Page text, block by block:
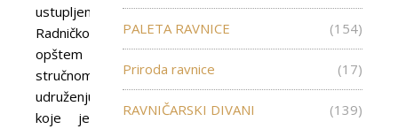
ustupljena
Radničkom
opštem
stručnom
udruženju,
koje je
PALETA RAVNICE (154)
Priroda ravnice (17)
RAVNIČARSKI DIVANI (139)